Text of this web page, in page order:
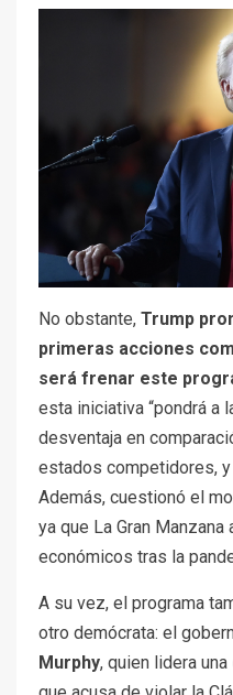
No obstante,
Trump
primeras acciones
será frenar este
esta iniciativa “pondrá a
estados competidores,
Además, cuestionó el
ya que La Gran
económicos tras la
A su vez, el programa
otro demócrata: el
Murphy , quien lidera una
que acusa de violar la
residentes de su estado
Pese a las críticas,
plan. La gobernadora